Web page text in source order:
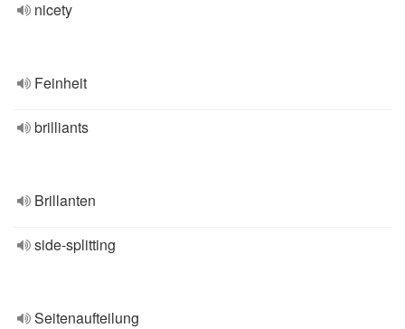
nicety
Feinheit
brilliants
Brillanten
side-splitting
Seitenaufteilung